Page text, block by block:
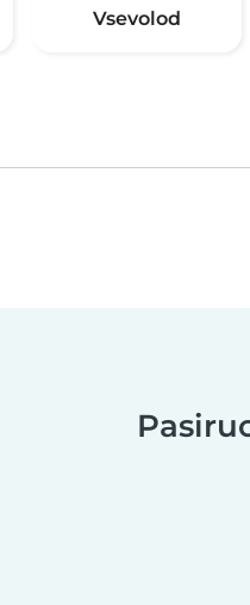
Vsevolod